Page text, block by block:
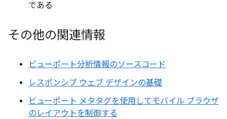
である
その他の関連情報
ビューポート分析情報のソースコード
レスポンシブ ウェブ デザインの基礎
ビューポート メタタグを使用してモバイル ブラウザ
のレイアウトを制御する